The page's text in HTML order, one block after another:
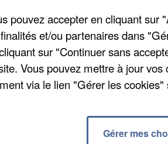
la nuit de samedi à dimanche,
il avait même installé une
déplacements. En plus de sa
psychologue.
pouvez accepter en cliquant sur
et/ou partenaires dans
sur "Continuer sans
Vous pouvez mettre à jour
via le lien "Gérer les
Gérer mes